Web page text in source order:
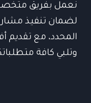
نعمل بفريق
لضمان تنفيذ
المحدد، مع تقديم
وتلبي كافة